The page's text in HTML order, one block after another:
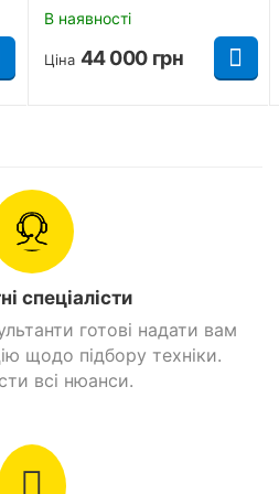
фара, яскраві
В наявності
Ціна 44 000 грн
спеціалісти
готові надати вам
щодо підбору техніки.
всі нюанси.